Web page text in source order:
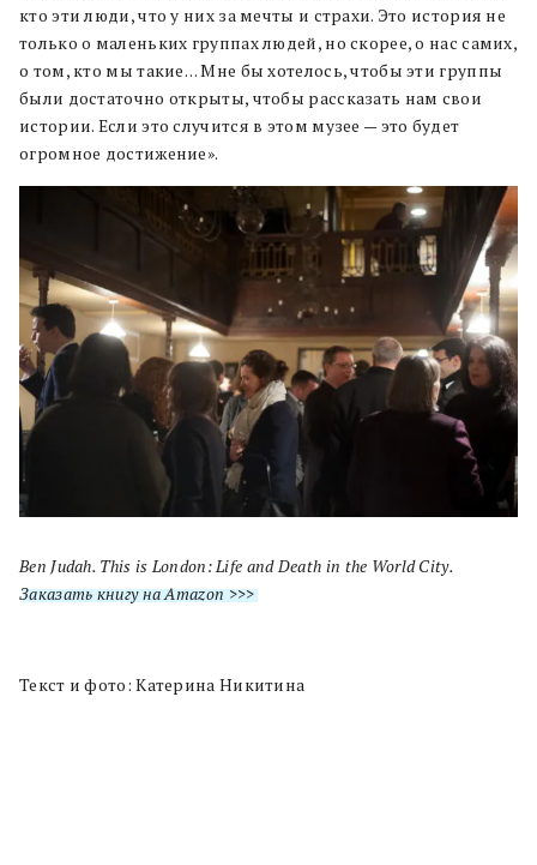
кто эти люди, что у них за мечты и страхи. Это история не
только о маленьких группах людей, но скорее, о нас самих,
о том, кто мы такие… Мне бы хотелось, чтобы эти группы
были достаточно открыты, чтобы рассказать нам свои
истории. Если это случится в этом музее — это будет
огромное достижение».
Ben Judah. This is London: Life and Death in the World City.
Заказать книгу на Amazon >>>
Текст и фото: Катерина Никитина